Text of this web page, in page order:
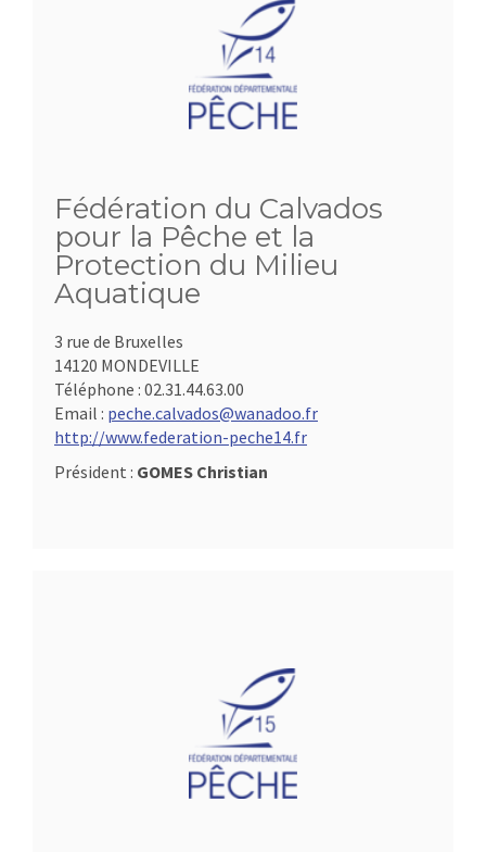
Fédération du Calvados
pour la Pêche et la
Protection du Milieu
Aquatique
3 rue de Bruxelles
14120 MONDEVILLE
Téléphone : 02.31.44.63.00
Email : peche.calvados@wanadoo.fr
http://www.federation-peche14.fr
Président : GOMES Christian